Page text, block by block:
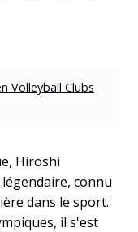
Volleyball Clubs
Hiroshi
connu
dans le sport.
il s'est